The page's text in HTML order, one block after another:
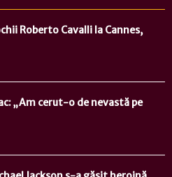
Roberto Cavalli la Cannes,
„Am cerut-o de nevastă pe